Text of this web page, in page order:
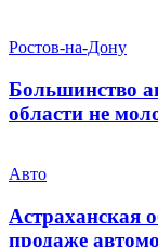
Ростов-на-Дону
Большинство
области не
Авто
Астраханская
продаже